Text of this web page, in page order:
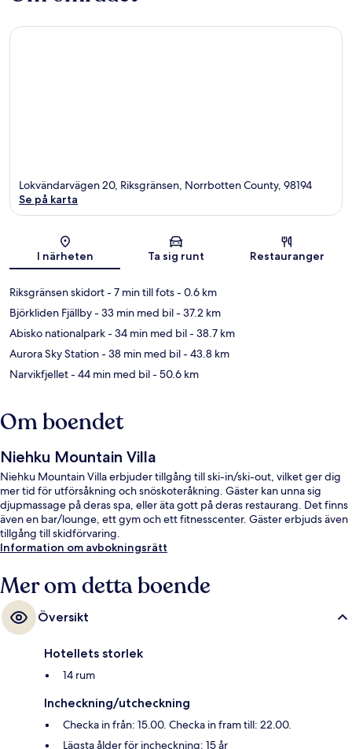
Karta
Lokvändarvägen 20, Riksgränsen, Norrbotten County, 98194
Se på karta
I närheten Ta sig runt Restauranger
Riksgränsen skidort- 7 min till fots- 0.6 km
Björkliden Fjällby- 33 min med bil- 37.2 km
Abisko nationalpark- 34 min med bil- 38.7 km
Aurora Sky Station- 38 min med bil- 43.8 km
Narvikfjellet- 44 min med bil- 50.6 km
Om boendet
Niehku Mountain Villa
Niehku Mountain Villa erbjuder tillgång till ski-in/ski-out, vilket ger dig
mer tid för utförsåkning och snöskoteråkning. Gäster kan unna sig
djupmassage på deras spa, eller äta gott på deras restaurang. Det finns
även en bar/lounge, ett gym och ett fitnesscenter. Gäster erbjuds även
tillgång till skidförvaring.
Information om avbokningsrätt
Mer om detta boende
Översikt
Hotellets storlek
14 rum
Incheckning/utcheckning
Checka in från: 15.00. Checka in fram till: 22.00.
Lägsta ålder för incheckning: 15 år